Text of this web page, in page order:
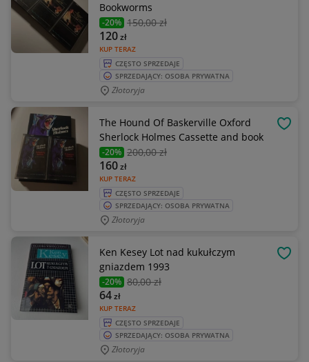
Bookworms
-20% 150,00 zł
KUP TERAZ
120zł
CZĘSTO SPRZEDAJE
SPRZEDAJĄCY: OSOBA PRYWATNA
Złotoryja
The Hound Of Baskerville Oxford
Sherlock Holmes Cassette and book
-20% 200,00 zł
KUP TERAZ
160zł
CZĘSTO SPRZEDAJE
SPRZEDAJĄCY: OSOBA PRYWATNA
Złotoryja
Ken Kesey Lot nad kukułczym
gniazdem 1993
-20% 80,00 zł
KUP TERAZ
64zł
CZĘSTO SPRZEDAJE
SPRZEDAJĄCY: OSOBA PRYWATNA
Złotoryja